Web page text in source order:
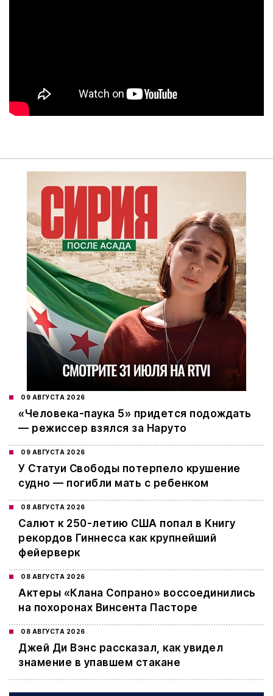
09 АВГУСТА 2026
«Человека-паука 5» придется подождать
— режиссер взялся за Наруто
09 АВГУСТА 2026
У Статуи Свободы потерпело крушение
судно — погибли мать с ребенком
08 АВГУСТА 2026
Салют к 250-летию США попал в Книгу
рекордов Гиннесса как крупнейший
фейерверк
08 АВГУСТА 2026
Актеры «Клана Сопрано» воссоединились
на похоронах Винсента Пасторе
08 АВГУСТА 2026
Джей Ди Вэнс рассказал, как увидел
знамение в упавшем стакане